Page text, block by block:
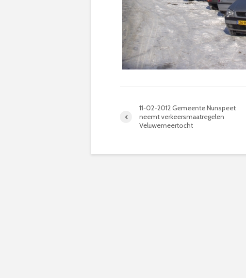
11-02-2012 Gemeente Nunspeet
neemt verkeersmaatregelen
Veluwemeertocht